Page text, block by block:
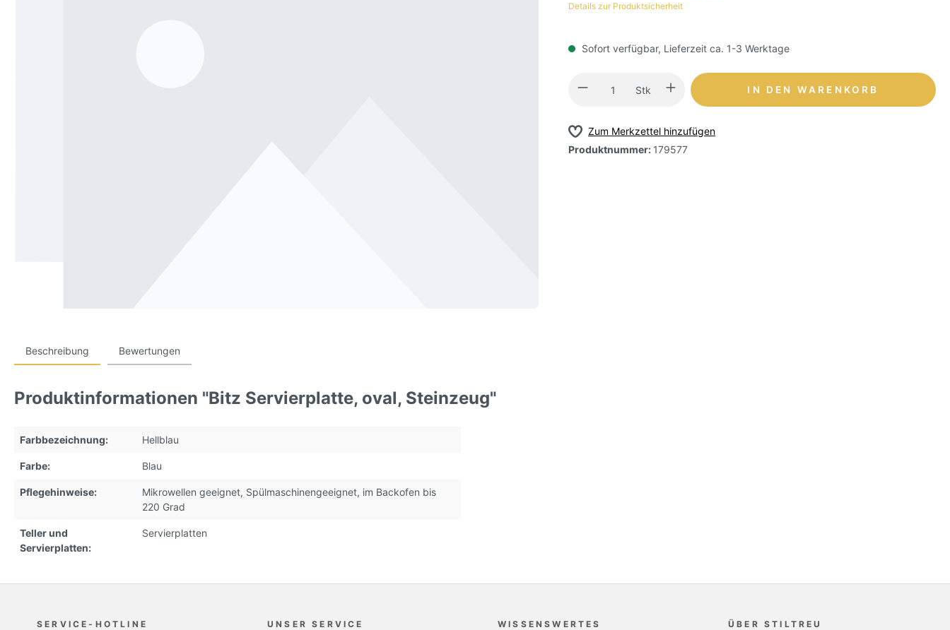
Details zur Produktsicherheit
Sofort verfügbar, Lieferzeit ca. 1-3 Werktage
Stk IN DEN WARENKORB
Zum Merkzettel hinzufügen
Produktnummer: 179577
Beschreibung Bewertungen
Produktinformationen "Bitz Servierplatte, oval, Steinzeug"
Farbbezeichnung: Hellblau
Farbe: Blau
Pflegehinweise: Mikrowellen geeignet, Spülmaschinengeeignet, im Backofen bis
220 Grad
Teller und
Servierplatten:
Servierplatten
SERVICE-HOTLINE UNSER SERVICE WISSENSWERTES ÜBER STILTREU